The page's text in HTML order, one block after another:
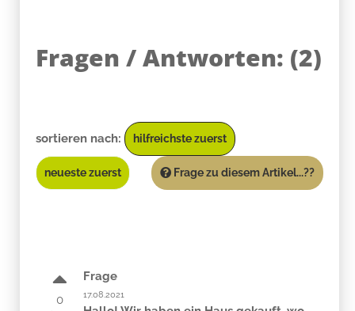
Fragen / Antworten: (2)
sortieren nach: hilfreichste zuerst
neueste zuerst Frage zu diesem Artikel...??
0
Frage
17.08.2021